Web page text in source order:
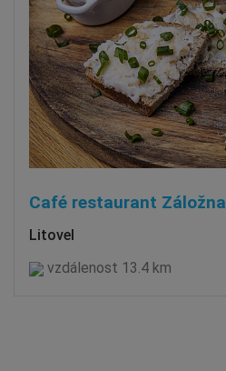
Café restaurant Záložna
Litovel
vzdálenost 13.4 km